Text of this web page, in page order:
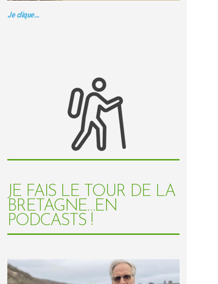
Je clique…
JE FAIS LE TOUR DE LA
BRETAGNE…EN
PODCASTS !